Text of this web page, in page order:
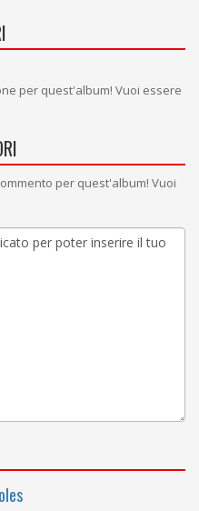
per quest'album! Vuoi essere
per quest'album! Vuoi